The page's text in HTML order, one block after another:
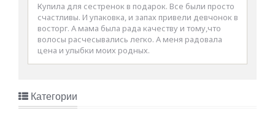
Купила для сестренок в подарок. Все были просто
счастливы. И упаковка, и запах привели девчонок в
восторг. А мама была рада качеству и тому,что
волосы расчесывались легко. А меня радовала
цена и улыбки моих родных.
Категории